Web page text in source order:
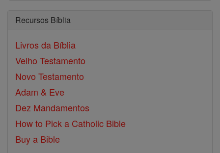
Recursos Bíblia
Livros da Bíblia
Velho Testamento
Novo Testamento
Adam & Eve
Dez Mandamentos
How to Pick a Catholic Bible
Buy a Bible